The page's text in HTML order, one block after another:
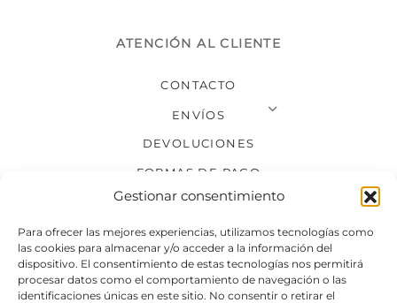
Gestionar consentimiento
Para ofrecer las mejores experiencias, utilizamos tecnologías como
las cookies para almacenar y/o acceder a la información del
dispositivo. El consentimiento de estas tecnologías nos permitirá
procesar datos como el comportamiento de navegación o las
identificaciones únicas en este sitio. No consentir o retirar el
ATENCIÓN AL CLIENTE
CONTACTO
ENVÍOS
DEVOLUCIONES
FORMAS DE PAGO
SÍGUENOS